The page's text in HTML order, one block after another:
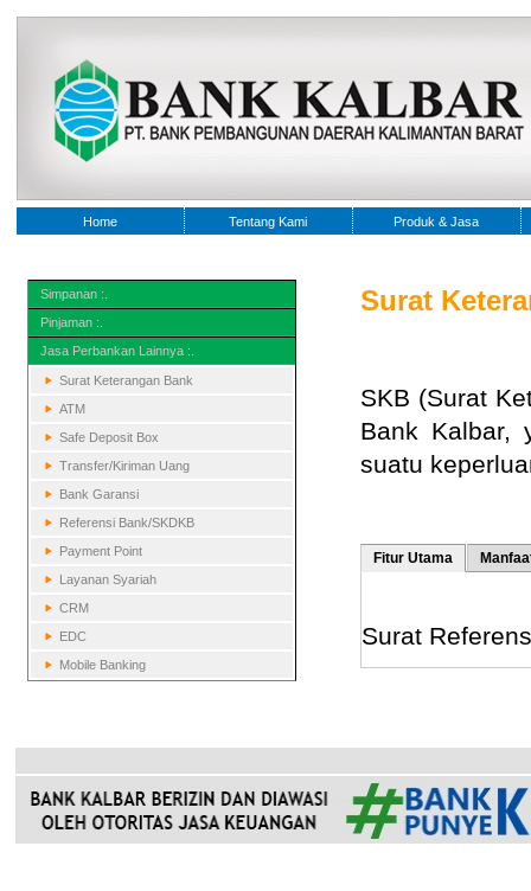
Home Tentang Kami Produk & Jasa
Simpanan :.
Pinjaman :.
Jasa Perbankan Lainnya :.
Surat Keterangan Bank
ATM
Safe Deposit Box
Transfer/Kiriman Uang
Bank Garansi
Referensi Bank/SKDKB
Payment Point
Layanan Syariah
CRM
EDC
Mobile Banking
Surat
SKB (Surat
Bank Kalbar,
suatu
Fitur Utama
Surat